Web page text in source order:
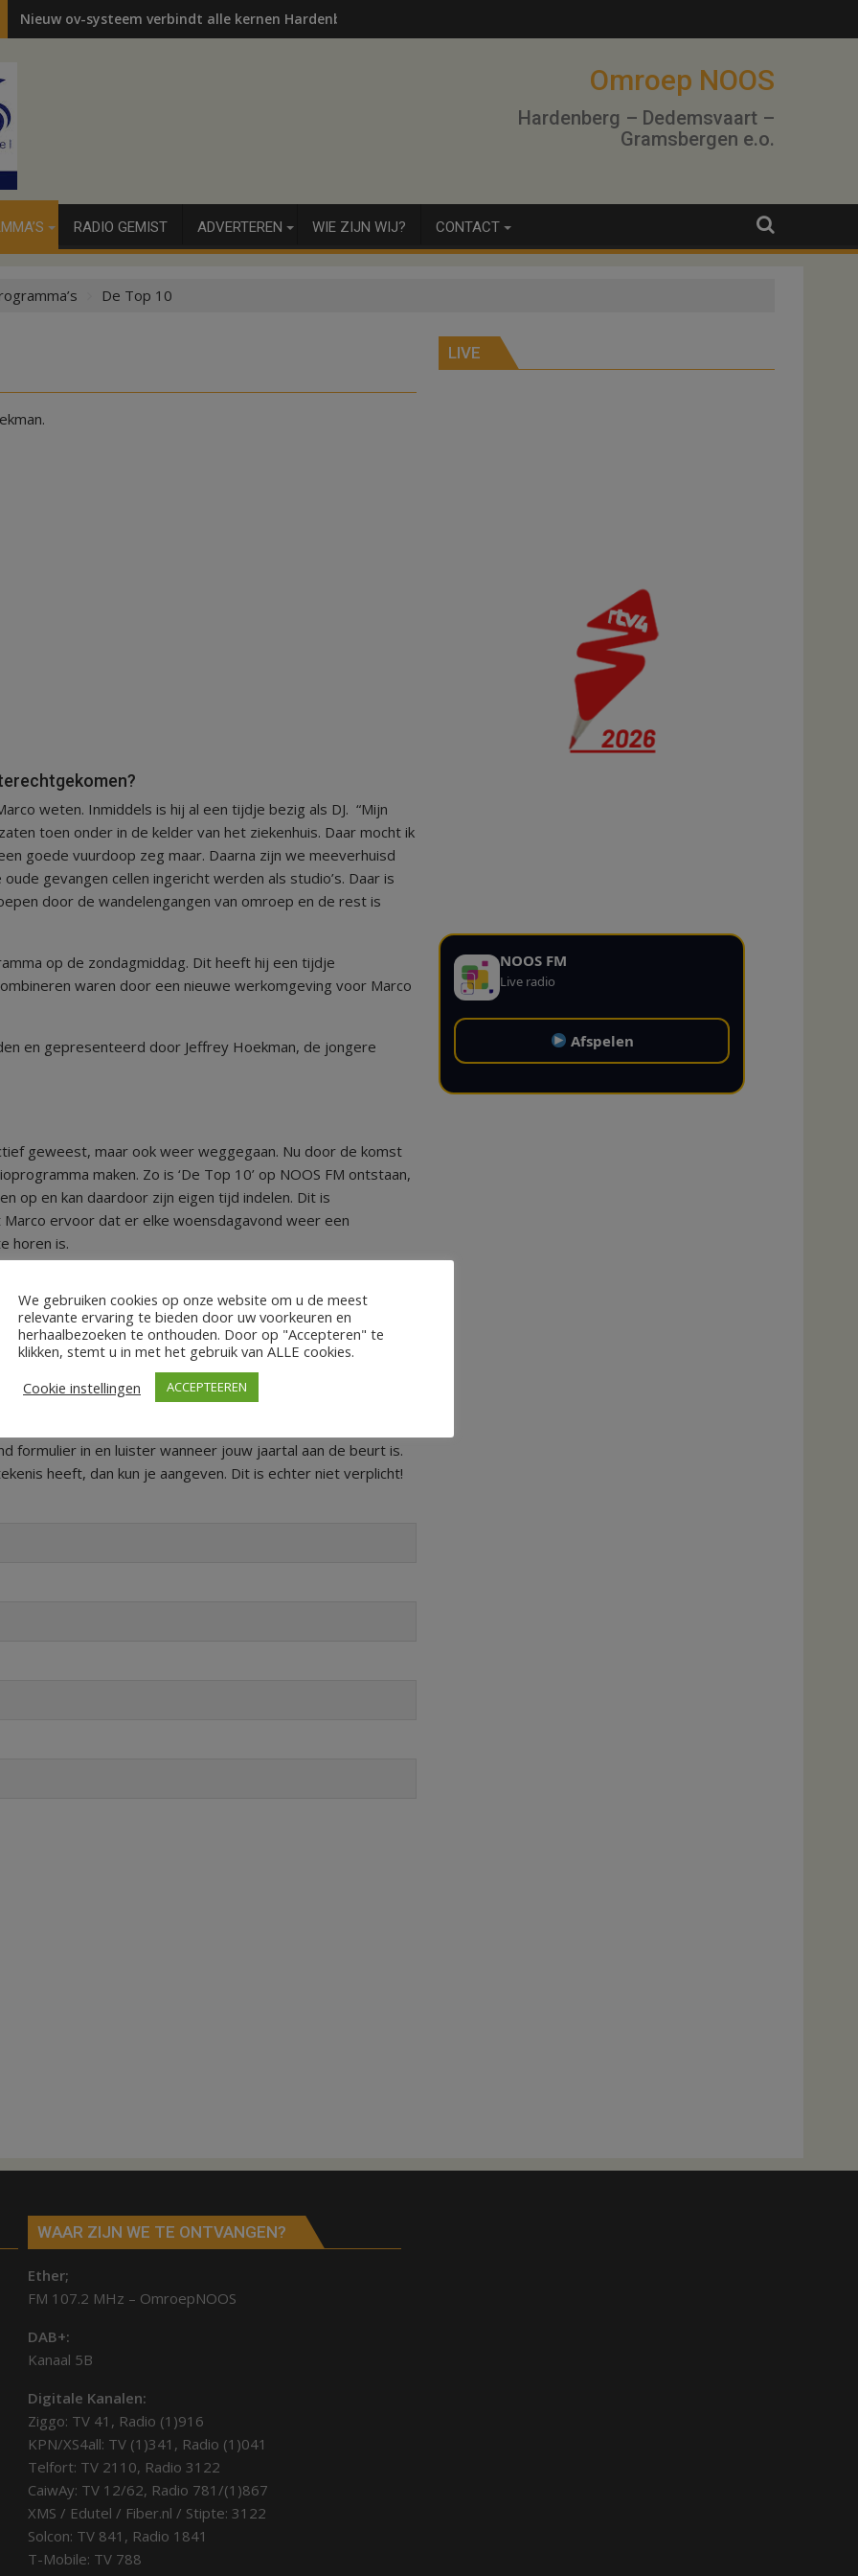
Nieuw ov-systeem verbindt alle kernen Hardenberg
Omroep NOOS
Hardenberg – Dedemsvaart –
Gramsbergen e.o.
RADIO GEMIST ADVERTEREN WIE ZIJN WIJ? CONTACT
De Top 10
weten. Inmiddels is hij al een tijdje bezig als DJ. “Mijn
toen onder in de kelder van het ziekenhuis. Daar mocht ik
goede vuurdoop zeg maar. Daarna zijn we meeverhuisd
gevangen cellen ingericht werden als studio’s. Daar is
door de wandelengangen van omroep en de rest is
op de zondagmiddag. Dit heeft hij een tijdje
waren door een nieuwe werkomgeving voor Marco
en gepresenteerd door Jeffrey Hoekman, de jongere
geweest, maar ook weer weggegaan. Nu door de komst
maken. Zo is ‘De Top 10’ op NOOS FM ontstaan,
op en kan daardoor zijn eigen tijd indelen. Dit is
ervoor dat er elke woensdagavond weer een
horen is.
De luisteraar mag een jaartal doorgeven, bijvoorbeeld
die toen in de Top 40 stonden. Je kiest bijvoorbeeld
woensdag 2 juni, dan draait Marco de top 10 van 2 juni
op RTV4. Je hoort ook de alarmschijf van toen en hij sluit de
formulier in en luister wanneer jouw jaartal aan de beurt is.
heeft, dan kun je aangeven. Dit is echter niet verplicht!
LIVE
NOOS FM
Live radio
Afspelen
WAAR ZIJN WE TE ONTVANGEN?
Ether;
FM 107.2 MHz – OmroepNOOS
DAB+:
Kanaal 5B
Digitale Kanalen:
Ziggo: TV 41, Radio (1)916
KPN/XS4all: TV (1)341, Radio (1)041
Telfort: TV 2110, Radio 3122
CaiwAy: TV 12/62, Radio 781/(1)867
XMS / Edutel / Fiber.nl / Stipte: 3122
Solcon: TV 841, Radio 1841
T-Mobile: TV 788
We gebruiken cookies op onze website om u de meest
relevante ervaring te bieden door uw voorkeuren en
herhaalbezoeken te onthouden. Door op "Accepteren" te
klikken, stemt u in met het gebruik van ALLE cookies.
Cookie instellingen
ACCEPTEEREN